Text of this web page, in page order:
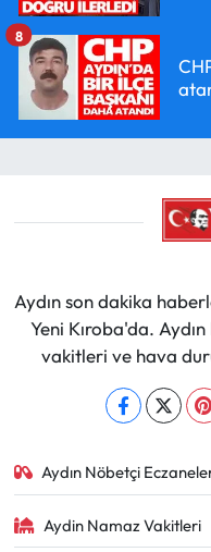
8
Aydın son dakika
Yeni Kıroba'da.
vakitleri ve hava
Aydın Nöbetçi
Aydin Namaz Vakitleri